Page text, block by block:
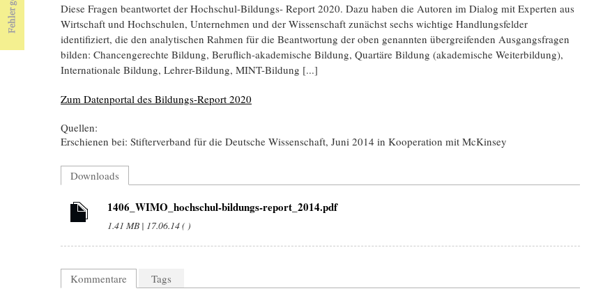
Diese Fragen beantwortet der Hochschul-Bildungs- Report 2020. Dazu haben die Autoren im Dialog mit Experten aus
Wirtschaft und Hochschulen, Unternehmen und der Wissenschaft zunächst sechs wichtige Handlungsfelder
identifiziert, die den analytischen Rahmen für die Beantwortung der oben genannten übergreifenden Ausgangsfragen
bilden: Chancengerechte Bildung, Beruflich-akademische Bildung, Quartäre Bildung (akademische Weiterbildung),
Internationale Bildung, Lehrer-Bildung, MINT-Bildung [...]
Zum Datenportal des Bildungs-Report 2020
Quellen:
Erschienen bei: Stifterverband für die Deutsche Wissenschaft, Juni 2014 in Kooperation mit McKinsey
Downloads
1406_WIMO_hochschul-bildungs-report_2014.pdf
1.41 MB | 17.06.14 ( )
Kommentare Tags